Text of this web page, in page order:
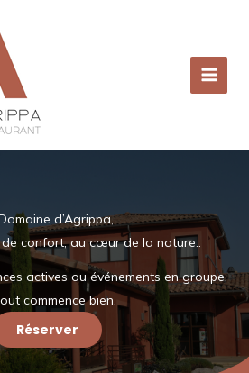
d’Agrippa,
confort, au cœur de la nature..
actives ou événements en groupe,
commence bien.
Réserver